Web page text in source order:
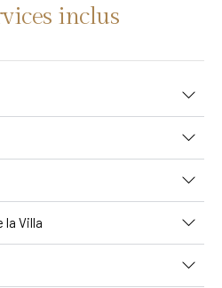
inclus
la Villa